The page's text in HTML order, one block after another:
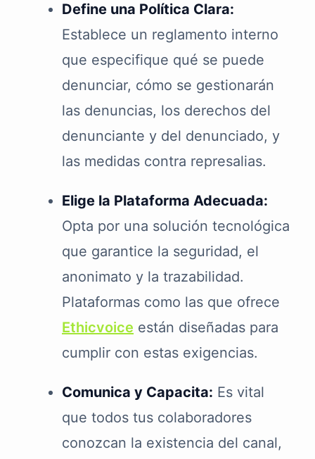
Define una Política Clara:
Establece un reglamento interno
que especifique qué se puede
denunciar, cómo se gestionarán
las denuncias, los derechos del
denunciante y del denunciado, y
las medidas contra represalias.
Elige la Plataforma Adecuada:
Opta por una solución tecnológica
que garantice la seguridad, el
anonimato y la trazabilidad.
Plataformas como las que ofrece
Ethicvoice están diseñadas para
cumplir con estas exigencias.
Comunica y Capacita: Es vital
que todos tus colaboradores
conozcan la existencia del canal,